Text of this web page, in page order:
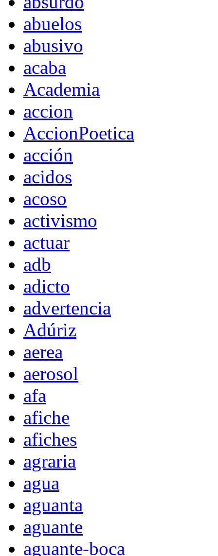
abuelos
abusivo
acaba
Academia
accion
AccionPoetica
acción
acidos
acoso
activismo
actuar
adb
adicto
advertencia
Adúriz
aerea
aerosol
afa
afiche
afiches
agraria
agua
aguanta
aguante
aguante-boca